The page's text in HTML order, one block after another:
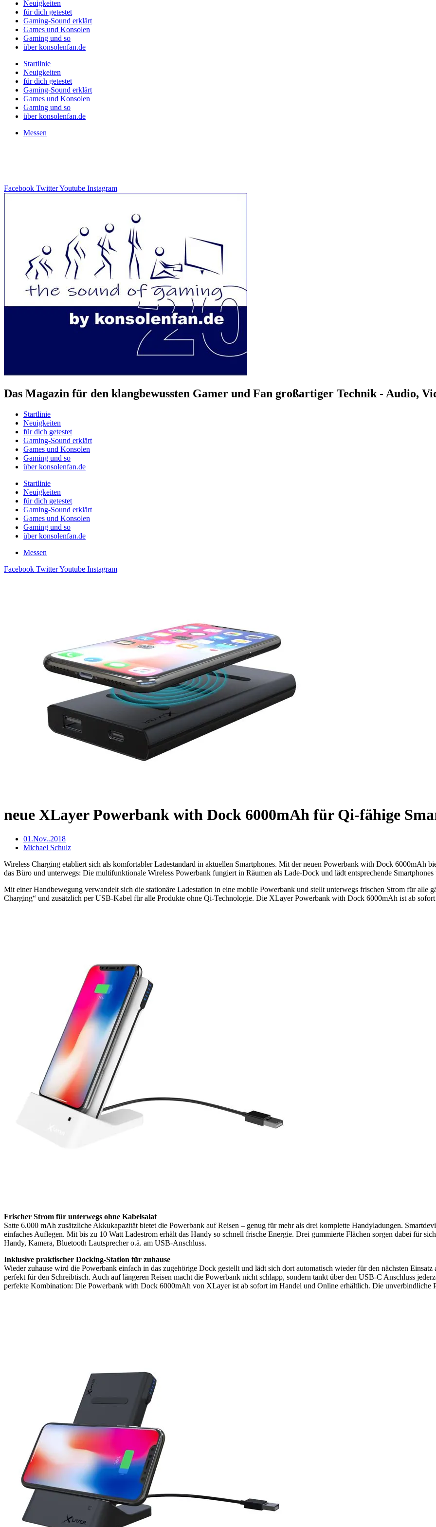
Neuigkeiten
für dich getestet
Gaming-Sound erklärt
Games und Konsolen
Gaming und so
über konsolenfan.de
Startlinie
Neuigkeiten
für dich getestet
Gaming-Sound erklärt
Games und Konsolen
Gaming und so
über konsolenfan.de
Messen
Facebook TwitterYoutube Instagram
Das Magazin für den klangbewussten Gamer und Fan großartiger Technik - Audio,
Startlinie
Neuigkeiten
für dich getestet
Gaming-Sound erklärt
Games und Konsolen
Gaming und so
über konsolenfan.de
Startlinie
Neuigkeiten
für dich getestet
Gaming-Sound erklärt
Games und Konsolen
Gaming und so
über konsolenfan.de
Messen
Facebook TwitterYoutube Instagram
neue XLayer Powerbank with Dock 6000mAh für Qi-fähige
01.Nov..2018
Michael Schulz
Wireless Charging etabliert sich als komfortabler Ladestandard in aktuellen Smartphones. Mit der neuen Powerbank with Dock 6000mAh
das Büro und unterwegs: Die multifunktionale Wireless Powerbank fungiert in Räumen als Lade-Dock und lädt entsprechende
Mit einer Handbewegung verwandelt sich die stationäre Ladestation in eine mobile Powerbank und stellt unterwegs frischen Strom für alle
Charging“ und zusätzlich per USB-Kabel für alle Produkte ohne Qi-Technologie. Die XLayer Powerbank with Dock 6000mAh ist ab
Frischer Strom für unterwegs ohne Kabelsalat
Satte 6.000 mAh zusätzliche Akkukapazität bietet die Powerbank auf Reisen – genug für mehr als drei komplette Handyladungen.
einfaches Auflegen. Mit bis zu 10 Watt Ladestrom erhält das Handy so schnell frische Energie. Drei gummierte Flächen sorgen dabei für
Handy, Kamera, Bluetooth Lautsprecher o.ä. am USB-Anschluss.
Inklusive praktischer Docking-Station für zuhause
Wieder zuhause wird die Powerbank einfach in das zugehörige Dock gestellt und lädt sich dort automatisch wieder für den nächsten
perfekt für den Schreibtisch. Auch auf längeren Reisen macht die Powerbank nicht schlapp, sondern tankt über den USB-C Anschluss
perfekte Kombination: Die Powerbank with Dock 6000mAh von XLayer ist ab sofort im Handel und Online erhältlich. Die unverbindliche